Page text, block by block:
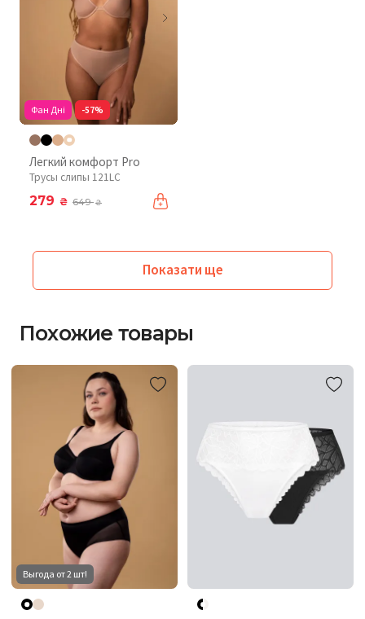
Фан Дні -57%
Легкий комфорт Pro
Трусы слипы 121LC
279 ₴ 649₴
Показати ще
Похожие товары
Выгода от 2 шт!